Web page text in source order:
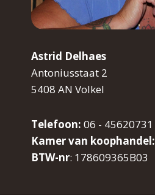
Astrid Delhaes
Antoniusstaat 2
5408 AN Volkel
Telefoon: 06 - 45620731
Kamer van koophandel:
BTW-nr: 178609365B03